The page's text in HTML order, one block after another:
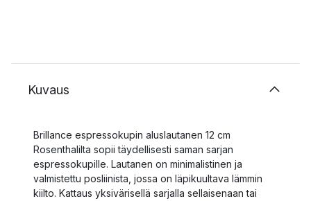
Kuvaus
Brillance espressokupin aluslautanen 12 cm
Rosenthalilta sopii täydellisesti saman sarjan
espressokupille. Lautanen on minimalistinen ja
valmistettu posliinista, jossa on läpikuultava lämmin
kiilto. Kattaus yksivärisellä sarjalla sellaisenaan tai